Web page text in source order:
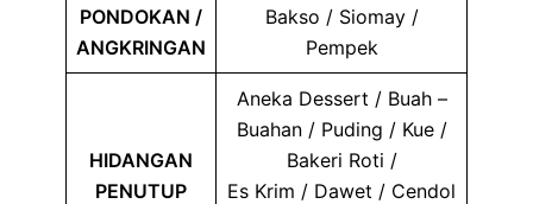
PONDOKAN /
ANGKRINGAN
Bakso / Siomay /
Pempek
HIDANGAN
PENUTUP
Aneka Dessert / Buah –
Buahan / Puding / Kue /
Bakeri Roti /
Es Krim / Dawet / Cendol